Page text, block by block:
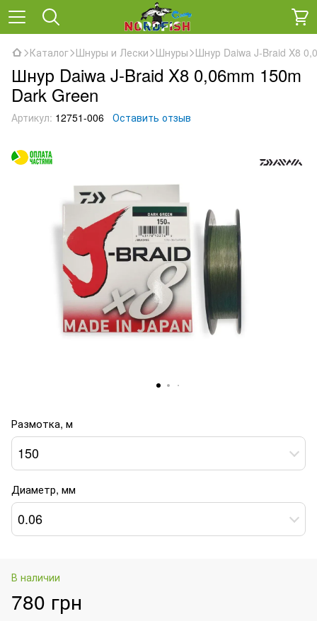
Каталог Шнуры и Лески Шнуры Шнур Daiwa J-Braid X8
Шнур Daiwa J-Braid X8 0,06mm 150m
Dark Green
Артикул: 12751-006 Оставить отзыв
Размотка, м
150
Диаметр, мм
0.06
В наличии
780 грн